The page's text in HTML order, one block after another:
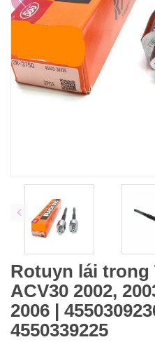
Rotuyn lái trong
ACV30 2002,
2006 |
4550339225